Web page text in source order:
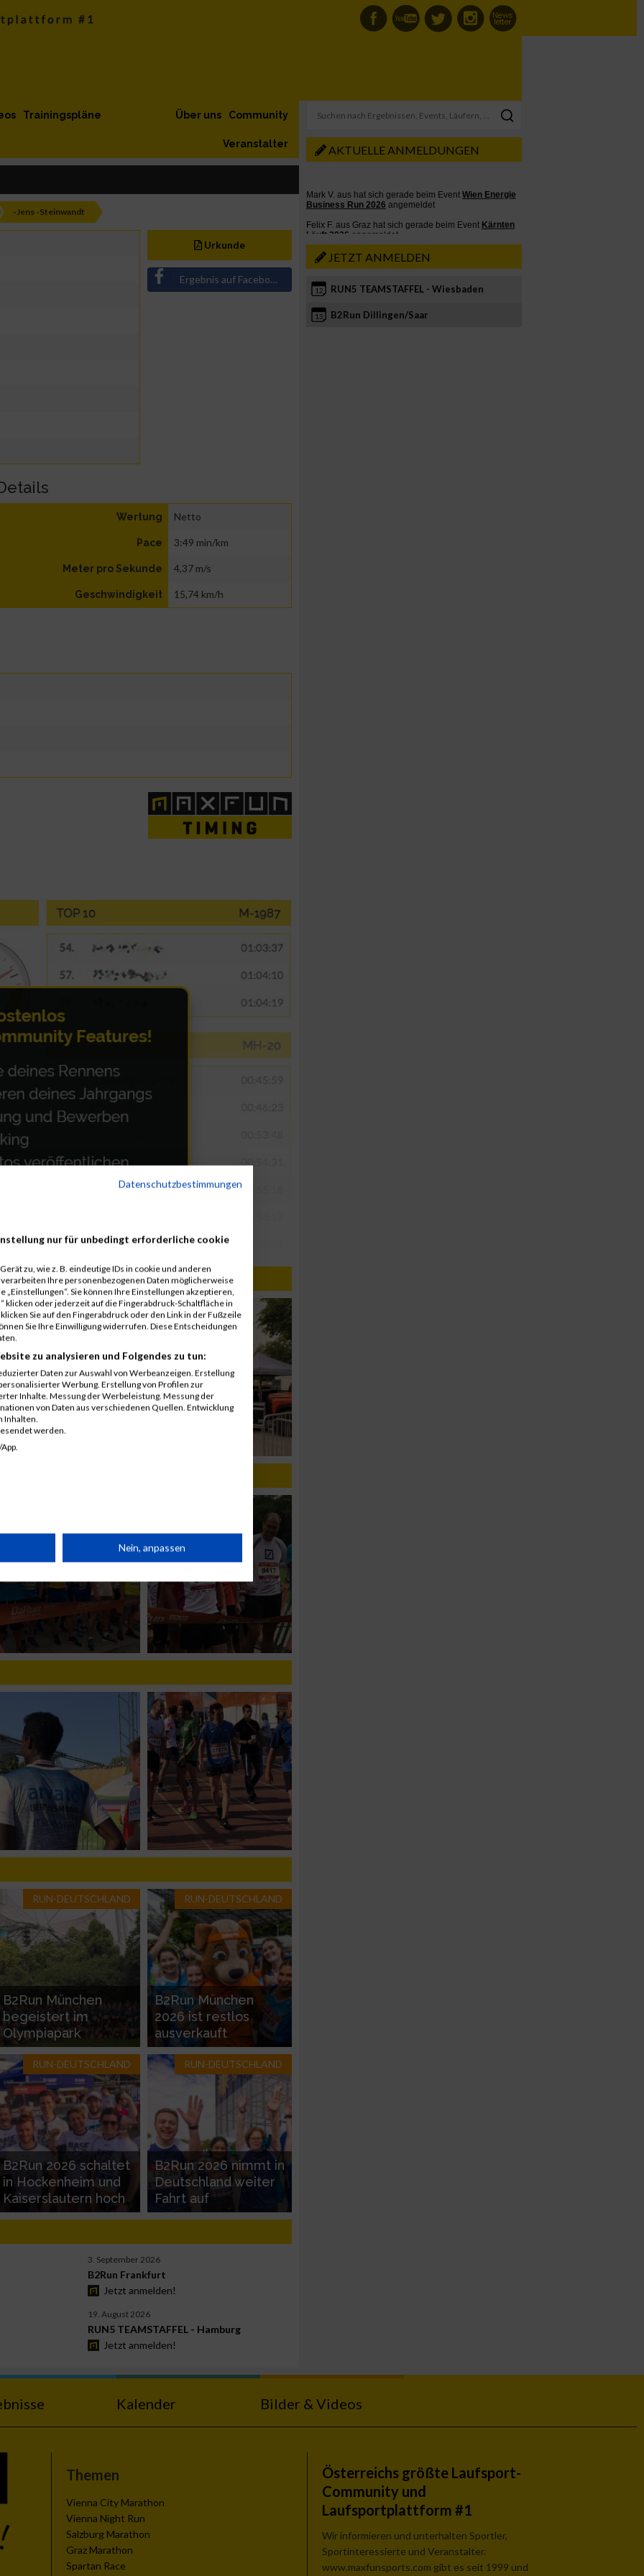
Trainingspläne Community
Über uns
Veranstalter
-Jens -Steinwandt
Urkunde
Ergebnis auf Facebook teilen
Wertung Netto
Pace 3:49 min/km
Meter pro Sekunde 4,37 m/s
Geschwindigkeit 15,74 km/h
RUN-DEUTSCHLAND
B2Run München
begeistert im
Olympiapark
RUN-DEUTSCHLAND
B2Run München
2026 ist restlos
ausverkauft
RUN-DEUTSCHLAND
B2Run 2026 schaltet
in Hockenheim und
Kaiserslautern hoch
RUN-DEUTSCHLAND
B2Run 2026 nimmt in
Deutschland weiter
Fahrt auf
3. September 2026
B2Run Frankfurt
Jetzt anmelden!
19. August 2026
RUN5 TEAMSTAFFEL - Hamburg
Jetzt anmelden!
AKTUELLE ANMELDUNGEN
JETZT ANMELDEN
12 RUN5 TEAMSTAFFEL - Wiesbaden
13 B2Run Dillingen/Saar
Kalender Bilder & Videos
Themen
Vienna City Marathon
Vienna Night Run
Salzburg Marathon
Graz Marathon
Spartan Race
Österreichs größte Laufsport-
Community und
Laufsportplattform #1
Wir informieren und unterhalten Sportler,
Sportinteressierte und Veranstalter.
www.maxfunsports.com gibt es seit 1999 und
Datenschutzbestimmungen
nur für unbedingt erforderliche cookie
zu, wie z. B. eindeutige IDs in cookie und anderen
Ihre personenbezogenen Daten möglicherweise
Sie können Ihre Einstellungen akzeptieren,
klicken oder jederzeit auf die Fingerabdruck-Schaltfläche in
Sie auf den Fingerabdruck oder den Link in der Fußzeile
Sie Ihre Einwilligung widerrufen. Diese Entscheidungen
zu analysieren und Folgendes zu tun:
Daten zur Auswahl von Werbeanzeigen. Erstellung
Werbung. Erstellung von Profilen zur
Inhalte. Messung der Werbeleistung. Messung der
von Daten aus verschiedenen Quellen. Entwicklung
Inhalten.
werden.
Daten aus
Nein, anpassen